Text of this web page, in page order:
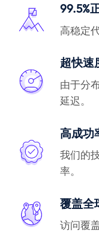
99.5%
高稳定
超快速
由于分
延迟。
高成功
我们的
率。
覆盖全
访问覆